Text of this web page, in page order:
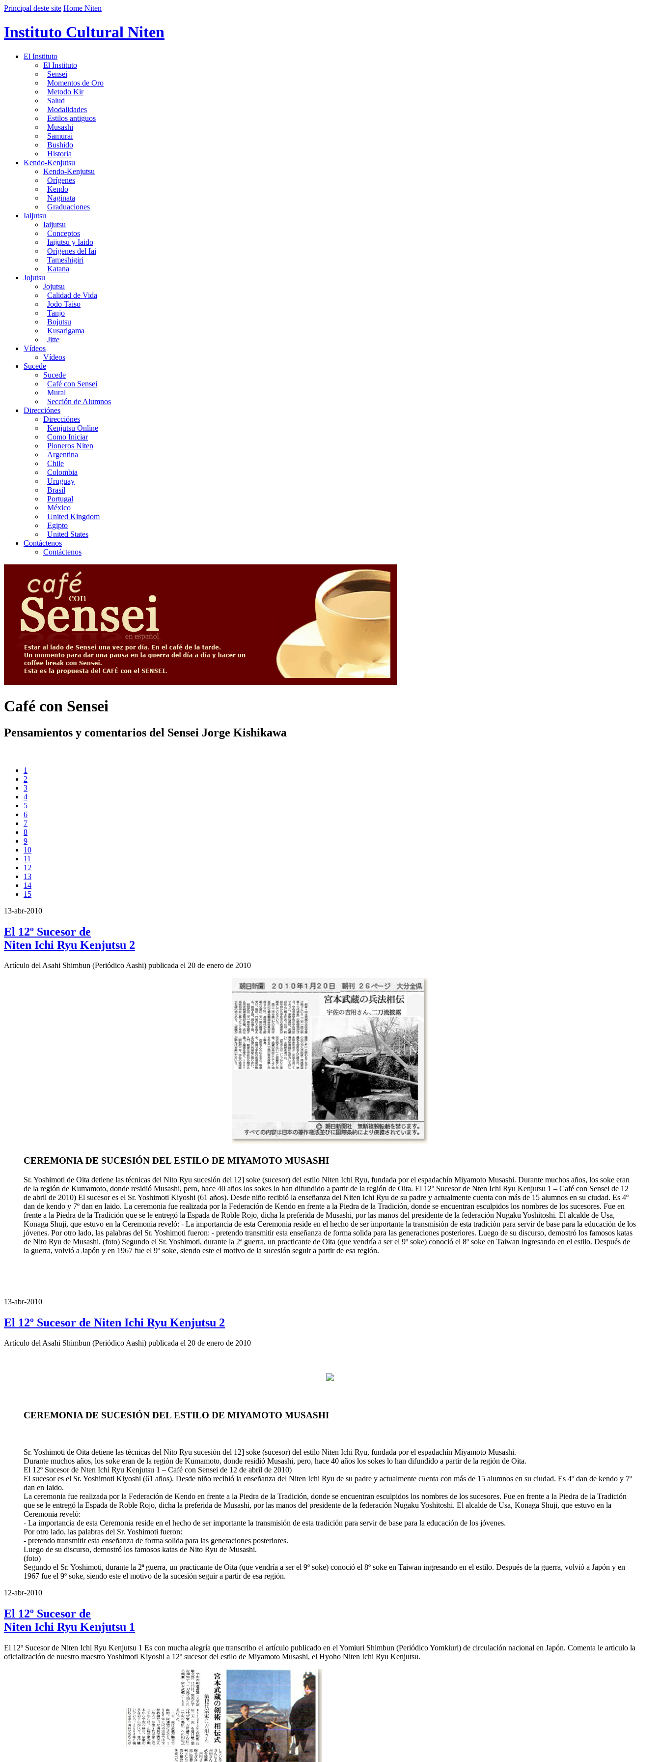
Principal deste site Home Niten
Instituto Cultural Niten
El Instituto
El Instituto
Sensei
Momentos de Oro
Metodo Kir
Salud
Modalidades
Estilos antiguos
Musashi
Samurai
Bushido
Historia
Kendo-Kenjutsu
Kendo-Kenjutsu
Orígenes
Kendo
Naginata
Graduaciones
Iaijutsu
Iaijutsu
Conceptos
Iaijutsu y Iaido
Orígenes del Iai
Tameshigiri
Katana
Jojutsu
Jojutsu
Calidad de Vida
Jodo Taiso
Tanjo
Bojutsu
Kusarigama
Jitte
Vídeos
Vídeos
Sucede
Sucede
Café con Sensei
Mural
Sección de Alumnos
Direcciónes
Direcciónes
Kenjutsu Online
Como Iniciar
Pioneros Niten
Argentina
Chile
Colombia
Uruguay
Brasil
Portugal
México
United Kingdom
Egipto
United States
Contáctenos
Contáctenos
Café con Sensei
Pensamientos y comentarios del Sensei Jorge Kishikawa
1
2
3
4
5
6
7
8
9
10
11
12
13
14
15
13-abr-2010
El 12º Sucesor de
Niten Ichi Ryu Kenjutsu 2
Artículo del Asahi Shimbun (Periódico Aashi) publicada el 20 de enero de 2010
CEREMONIA DE SUCESIÓN DEL ESTILO DE MIYAMOTO MUSASHI
Sr. Yoshimoti de Oita detiene las técnicas del Nito Ryu sucesión del 12] soke (sucesor) del estilo Niten Ichi Ryu, fundada por el espadachín Miyamoto Musashi. Durante muchos años, los soke eran
de la región de Kumamoto, donde residió Musashi, pero, hace 40 años los sokes lo han difundido a partir de la región de Oita. El 12º Sucesor de Nten Ichi Ryu Kenjutsu 1 – Café con Sensei de 12
de abril de 2010) El sucesor es el Sr. Yoshimoti Kiyoshi (61 años). Desde niño recibió la enseñanza del Niten Ichi Ryu de su padre y actualmente cuenta con más de 15 alumnos en su ciudad. Es 4º
dan de kendo y 7º dan en Iaido. La ceremonia fue realizada por la Federación de Kendo en frente a la Piedra de la Tradición, donde se encuentran esculpidos los nombres de los sucesores. Fue en
frente a la Piedra de la Tradición que se le entregó la Espada de Roble Rojo, dicha la preferida de Musashi, por las manos del presidente de la federación Nugaku Yoshitoshi. El alcalde de Usa,
Konaga Shuji, que estuvo en la Ceremonia reveló: - La importancia de esta Ceremonia reside en el hecho de ser importante la transmisión de esta tradición para servir de base para la educación de los
jóvenes. Por otro lado, las palabras del Sr. Yoshimoti fueron: - pretendo transmitir esta enseñanza de forma solida para las generaciones posteriores. Luego de su discurso, demostró los famosos katas
de Nito Ryu de Musashi. (foto) Segundo el Sr. Yoshimoti, durante la 2ª guerra, un practicante de Oita (que vendría a ser el 9º soke) conoció el 8º soke en Taiwan ingresando en el estilo. Después de
la guerra, volvió a Japón y en 1967 fue el 9º soke, siendo este el motivo de la sucesión seguir a partir de esa región.
13-abr-2010
El 12º Sucesor de Niten Ichi Ryu Kenjutsu 2
Artículo del Asahi Shimbun (Periódico Aashi) publicada el 20 de enero de 2010
CEREMONIA DE SUCESIÓN DEL ESTILO DE MIYAMOTO MUSASHI
Sr. Yoshimoti de Oita detiene las técnicas del Nito Ryu sucesión del 12] soke (sucesor) del estilo Niten Ichi Ryu, fundada por el espadachín Miyamoto Musashi.
Durante muchos años, los soke eran de la región de Kumamoto, donde residió Musashi, pero, hace 40 años los sokes lo han difundido a partir de la región de Oita.
El 12º Sucesor de Nten Ichi Ryu Kenjutsu 1 – Café con Sensei de 12 de abril de 2010)
El sucesor es el Sr. Yoshimoti Kiyoshi (61 años). Desde niño recibió la enseñanza del Niten Ichi Ryu de su padre y actualmente cuenta con más de 15 alumnos en su ciudad. Es 4º dan de kendo y 7º
dan en Iaido.
La ceremonia fue realizada por la Federación de Kendo en frente a la Piedra de la Tradición, donde se encuentran esculpidos los nombres de los sucesores. Fue en frente a la Piedra de la Tradición
que se le entregó la Espada de Roble Rojo, dicha la preferida de Musashi, por las manos del presidente de la federación Nugaku Yoshitoshi. El alcalde de Usa, Konaga Shuji, que estuvo en la
Ceremonia reveló:
- La importancia de esta Ceremonia reside en el hecho de ser importante la transmisión de esta tradición para servir de base para la educación de los jóvenes.
Por otro lado, las palabras del Sr. Yoshimoti fueron:
- pretendo transmitir esta enseñanza de forma solida para las generaciones posteriores.
Luego de su discurso, demostró los famosos katas de Nito Ryu de Musashi.
(foto)
Segundo el Sr. Yoshimoti, durante la 2ª guerra, un practicante de Oita (que vendría a ser el 9º soke) conoció el 8º soke en Taiwan ingresando en el estilo. Después de la guerra, volvió a Japón y en
1967 fue el 9º soke, siendo este el motivo de la sucesión seguir a partir de esa región.
12-abr-2010
El 12º Sucesor de
Niten Ichi Ryu Kenjutsu 1
El 12º Sucesor de Niten Ichi Ryu Kenjutsu 1 Es con mucha alegría que transcribo el artículo publicado en el Yomiuri Shimbun (Periódico Yomkiuri) de circulación nacional en Japón. Comenta le articulo la
oficialización de nuestro maestro Yoshimoti Kiyoshi a 12º sucesor del estilo de Miyamoto Musashi, el Hyoho Niten Ichi Ryu Kenjutsu.